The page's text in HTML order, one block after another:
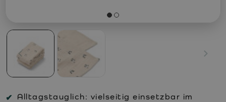
Alltagstauglich: vielseitig einsetzbar im